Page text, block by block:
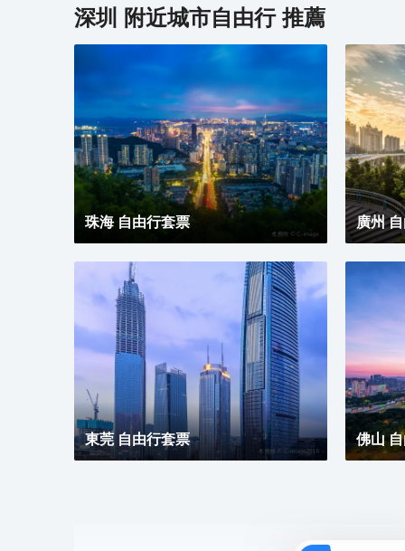
深圳 附近城市自由行 推薦
珠海 自由行套票 廣州
東莞 自由行套票 佛山